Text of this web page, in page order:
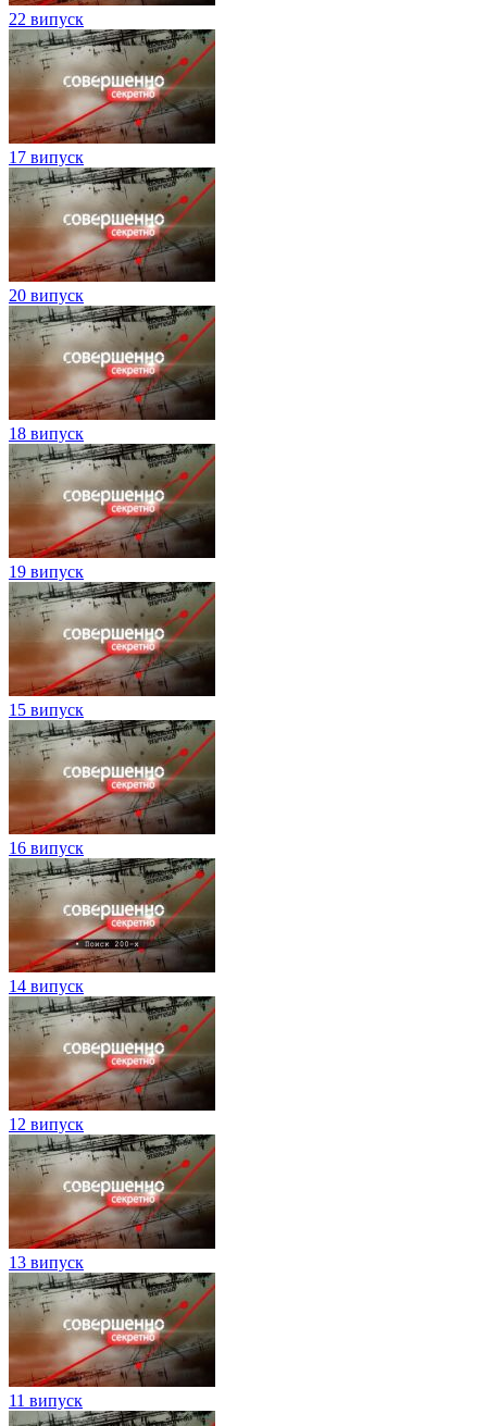
22 випуск
17 випуск
20 випуск
18 випуск
19 випуск
15 випуск
16 випуск
14 випуск
12 випуск
13 випуск
11 випуск